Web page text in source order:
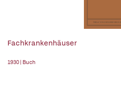
Fachkrankenhäuser
1930 | Buch